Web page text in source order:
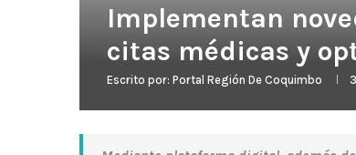
Implementan
citas médicas y
Escrito por: Portal Región De Coquimbo